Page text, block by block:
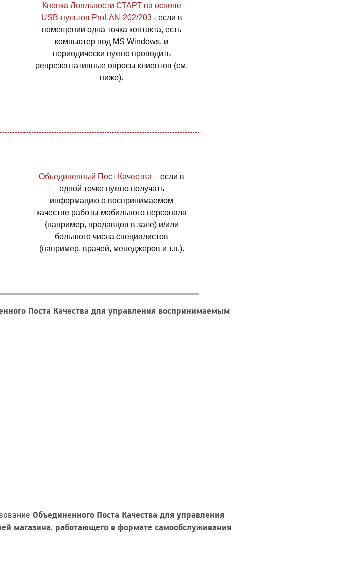
Кнопка Лояльности СТАРТ на основе
USB-пультов ProLAN-202/203- если в
помещении одна точка контакта, есть
компьютер под MS Windows, и
периодически нужно проводить
репрезентативные опросы клиентов (см.
ниже).
Объединенный Пост Качества – если в
одной точке нужно получать
информацию о воспринимаемом
качестве работы мобильного персонала
(например, продавцов в зале) и/или
большого числа специалистов
(например, врачей, менеджеров и т.п.).
Поста Качества для управления воспринимаемым
Объединенного Поста Качества для управления
магазина, работающего в формате самообслуживания: